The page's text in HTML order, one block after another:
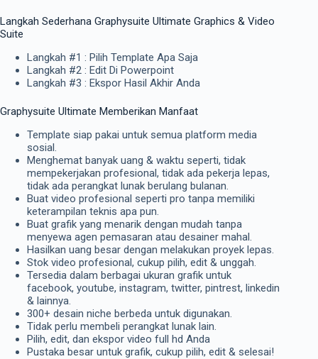
Langkah Sederhana Graphysuite Ultimate Graphics & Video
Suite
Langkah #1 : Pilih Template Apa Saja
Langkah #2 : Edit Di Powerpoint
Langkah #3 : Ekspor Hasil Akhir Anda
Graphysuite Ultimate Memberikan Manfaat
Template siap pakai untuk semua platform media
sosial.
Menghemat banyak uang & waktu seperti, tidak
mempekerjakan profesional, tidak ada pekerja lepas,
tidak ada perangkat lunak berulang bulanan.
Buat video profesional seperti pro tanpa memiliki
keterampilan teknis apa pun.
Buat grafik yang menarik dengan mudah tanpa
menyewa agen pemasaran atau desainer mahal.
Hasilkan uang besar dengan melakukan proyek lepas.
Stok video profesional, cukup pilih, edit & unggah.
Tersedia dalam berbagai ukuran grafik untuk
facebook, youtube, instagram, twitter, pintrest, linkedin
& lainnya.
300+ desain niche berbeda untuk digunakan.
Tidak perlu membeli perangkat lunak lain.
Pilih, edit, dan ekspor video full hd Anda
Pustaka besar untuk grafik, cukup pilih, edit & selesai!